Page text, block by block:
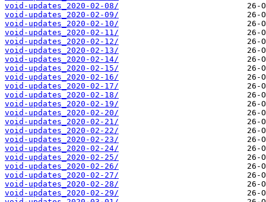
void-updates_2020-02-08/
void-updates_2020-02-09/
void-updates_2020-02-10/
void-updates_2020-02-11/
void-updates_2020-02-12/
void-updates_2020-02-13/
void-updates_2020-02-14/
void-updates_2020-02-15/
void-updates_2020-02-16/
void-updates_2020-02-17/
void-updates_2020-02-18/
void-updates_2020-02-19/
void-updates_2020-02-20/
void-updates_2020-02-21/
void-updates_2020-02-22/
void-updates_2020-02-23/
void-updates_2020-02-24/
void-updates_2020-02-25/
void-updates_2020-02-26/
void-updates_2020-02-27/
void-updates_2020-02-28/
void-updates_2020-02-29/